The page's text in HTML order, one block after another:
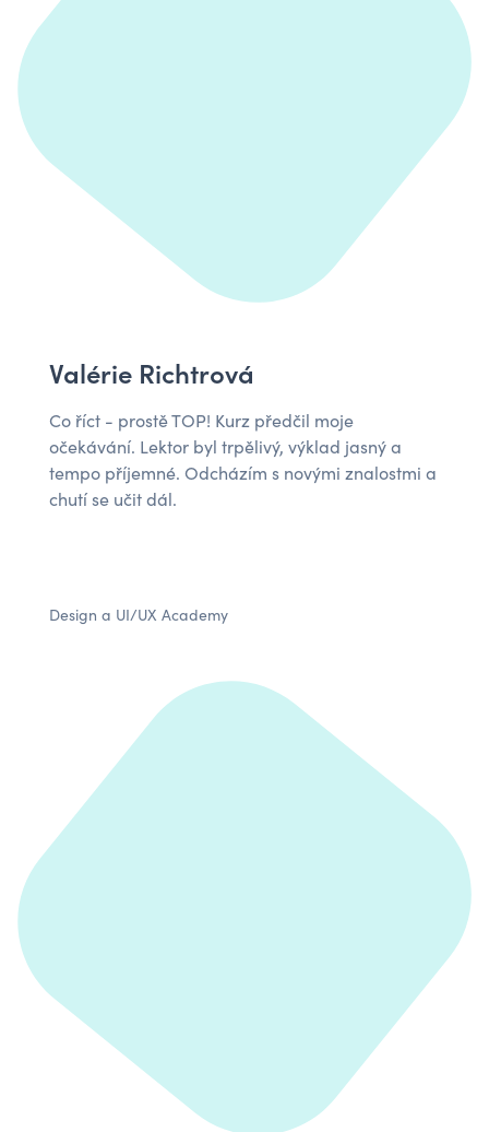
Valérie Richtrová
Co říct - prostě TOP! Kurz předčil moje
očekávání. Lektor byl trpělivý, výklad jasný a
tempo příjemné. Odcházím s novými znalostmi a
chutí se učit dál.
Design a UI/UX Academy